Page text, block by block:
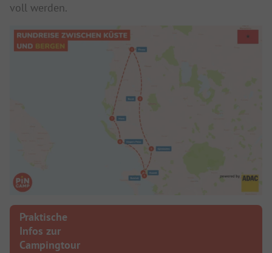
voll werden.
Praktische
Infos zur
Campingtour